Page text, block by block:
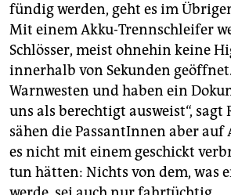
fündig werden, geht es im
Mit einem Akku-Trennschleifer
Schlösser, meist ohnehin keine
innerhalb von Sekunden
Warnwesten und haben ein
uns als berechtigt ausweist“, sagt
sähen die PassantInnen aber auf
es nicht mit einem geschickt
tun hätten: Nichts von dem, was